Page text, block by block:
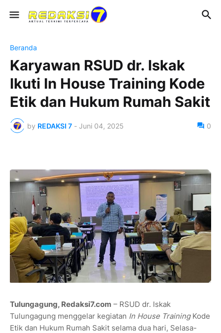
Beranda
Karyawan RSUD dr. Iskak
Ikuti In House Training Kode
Etik dan Hukum Rumah Sakit
by REDAKSI 7 - Juni 04, 2025 0
Tulungagung, Redaksi7.com – RSUD dr. Iskak
Tulungagung menggelar kegiatan In House TrainingKode
Etik dan Hukum Rumah Sakit selama dua hari, Selasa-